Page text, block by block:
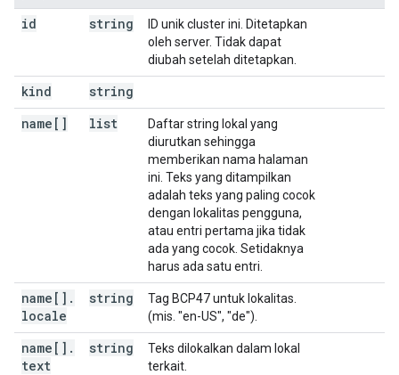
id string
ID unik cluster ini. Ditetapkan
oleh server. Tidak dapat
diubah setelah ditetapkan.
kind
string
name[]
list
Daftar string lokal yang
diurutkan sehingga
memberikan nama halaman
ini. Teks yang ditampilkan
adalah teks yang paling cocok
dengan lokalitas pengguna,
atau entri pertama jika tidak
ada yang cocok. Setidaknya
harus ada satu entri.
name[] .
locale
string
Tag BCP47 untuk lokalitas.
(mis. "en-US", "de").
name[] .
text
string
Teks dilokalkan dalam lokal
terkait.